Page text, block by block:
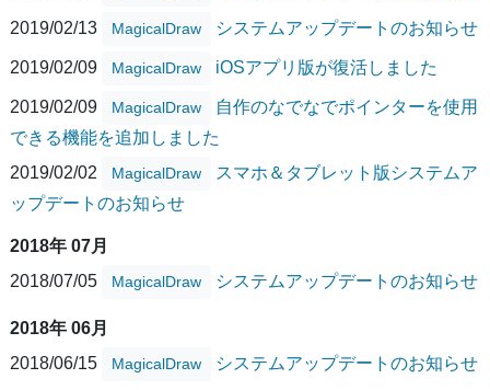
2019/02/13 MagicalDraw システムアップデートのお知らせ
2019/02/09 MagicalDraw iOSアプリ版が復活しました
2019/02/09 MagicalDraw
自作のなでなでポインターを使用
できる機能を追加しました
2019/02/02
MagicalDraw
スマホ＆タブレット版システムア
ップデートのお知らせ
2018年 07月
2018/07/05
MagicalDraw システムアップデートのお知らせ
2018年 06月
2018/06/15
MagicalDraw システムアップデートのお知らせ